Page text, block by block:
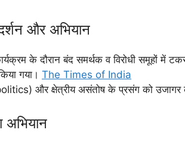
और अभियान
के दौरान बंद समर्थक व विरोधी समूहों में
गया। The Times of India
और क्षेत्रीय असंतोष के प्रसंग को उजागर